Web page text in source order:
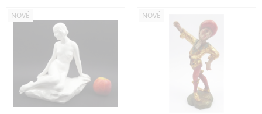
NOVÉ NOVÉ